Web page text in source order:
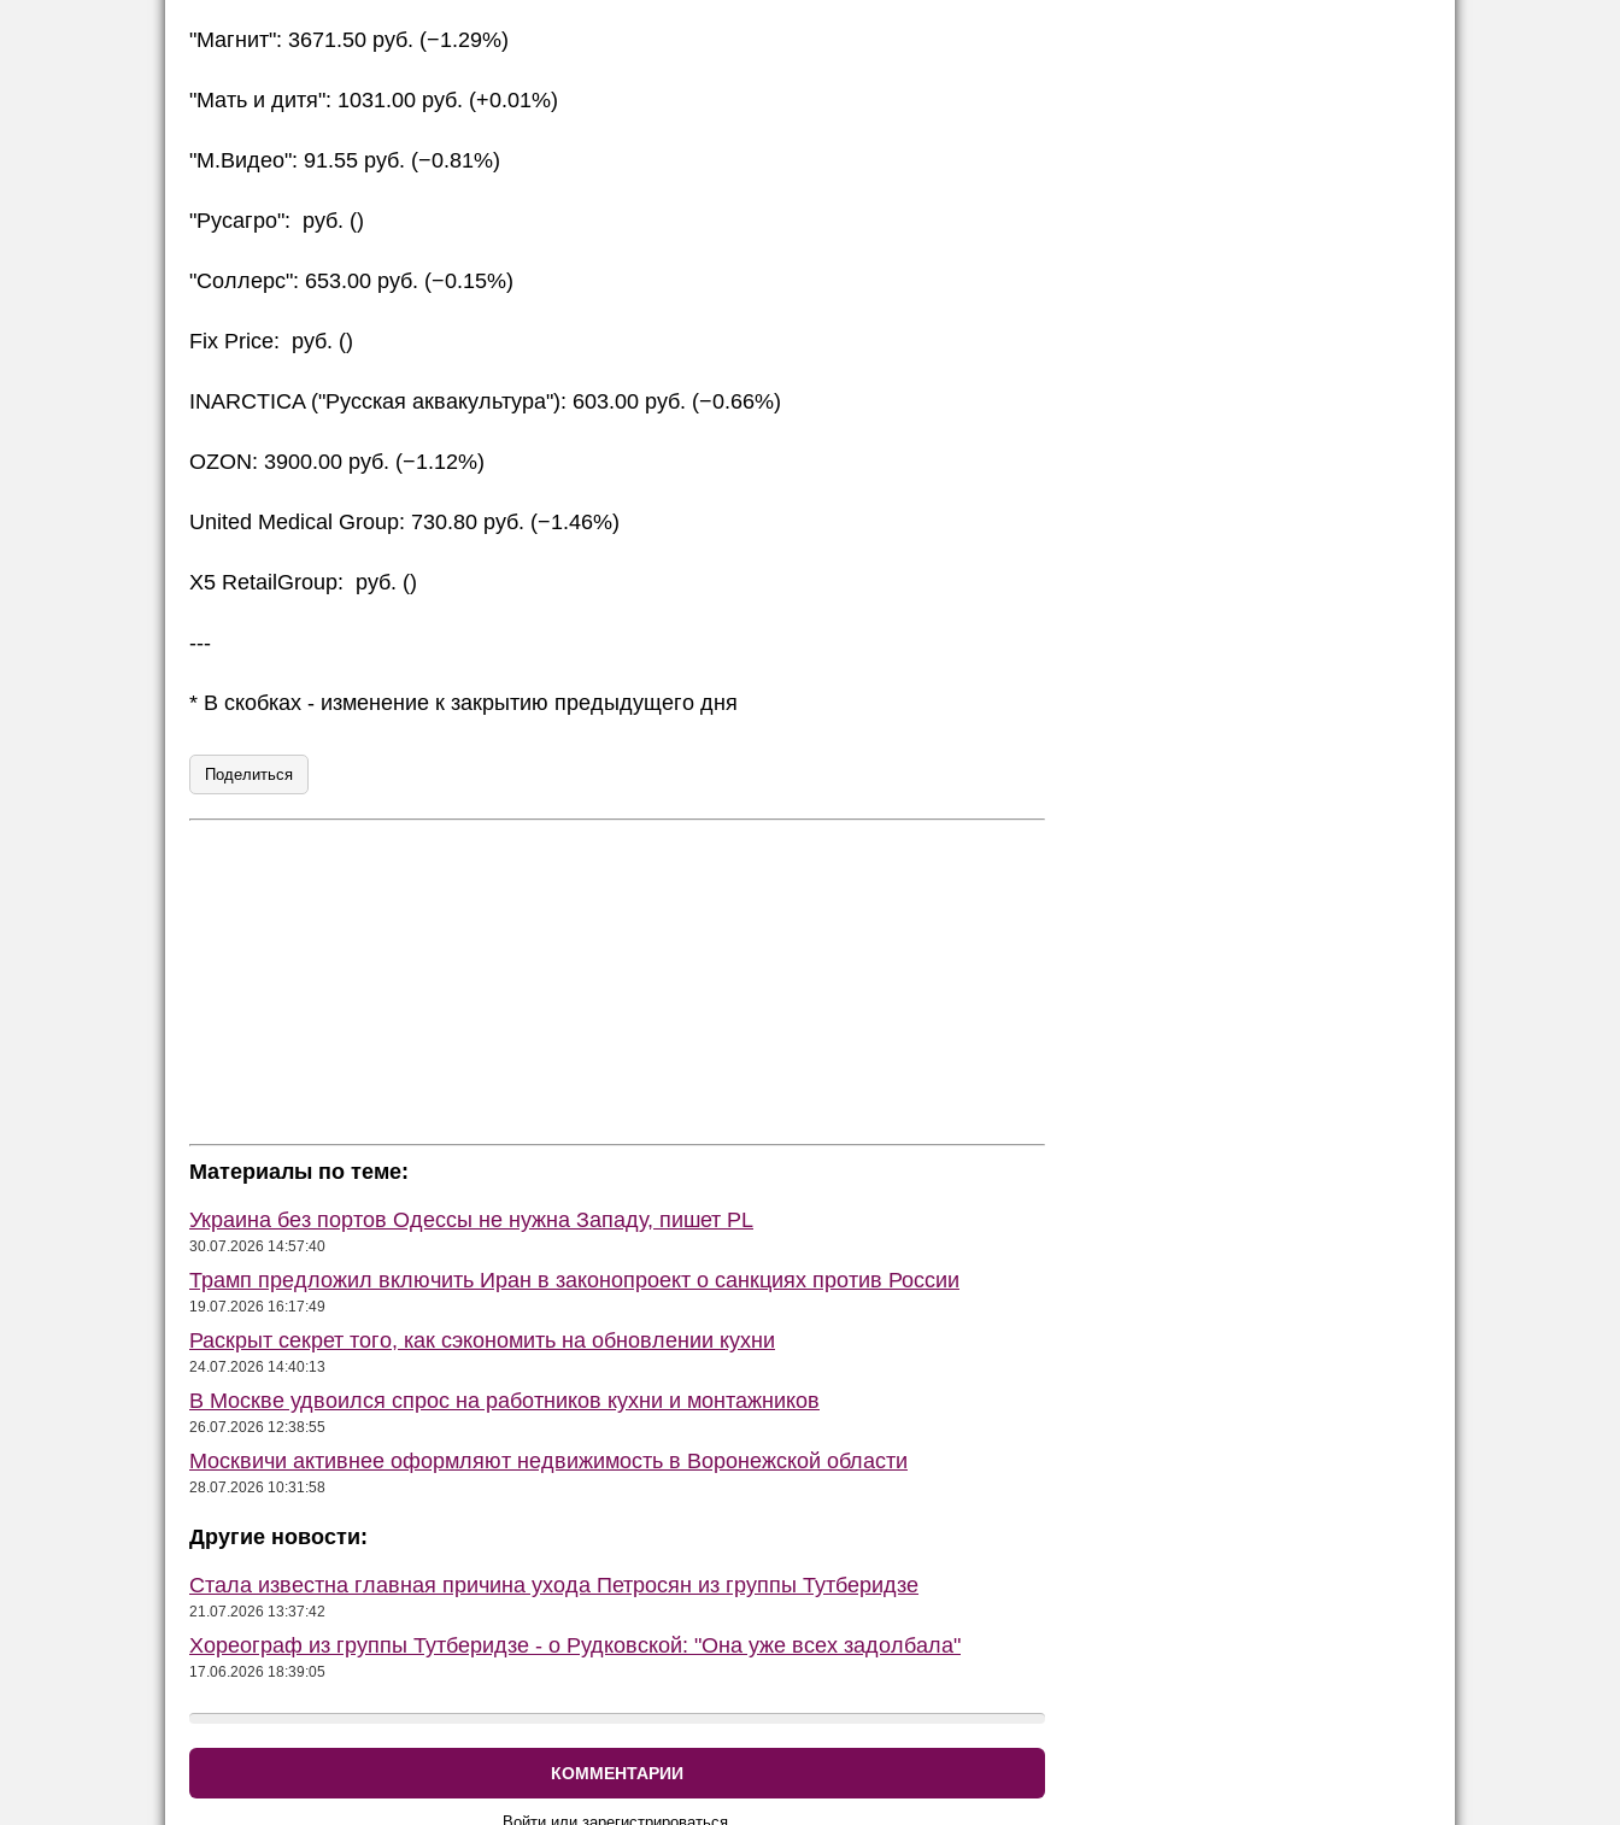
"Магнит": 3671.50 руб. (−1.29%)
"Мать и дитя": 1031.00 руб. (+0.01%)
"М.Видео": 91.55 руб. (−0.81%)
"Русагро": руб. ()
"Соллерс": 653.00 руб. (−0.15%)
Fix Price: руб. ()
INARCTICA ("Русская аквакультура"): 603.00 руб. (−0.66%)
OZON: 3900.00 руб. (−1.12%)
United Medical Group: 730.80 руб. (−1.46%)
X5 RetailGroup: руб. ()
---
* В скобках - изменение к закрытию предыдущего дня
Поделиться
Материалы по теме:
Украина без портов Одессы не нужна Западу, пишет PL
30.07.2026 14:57:40
Трамп предложил включить Иран в законопроект о санкциях против России
19.07.2026 16:17:49
Раскрыт секрет того, как сэкономить на обновлении кухни
24.07.2026 14:40:13
В Москве удвоился спрос на работников кухни и монтажников
26.07.2026 12:38:55
Москвичи активнее оформляют недвижимость в Воронежской области
28.07.2026 10:31:58
Другие новости:
Стала известна главная причина ухода Петросян из группы Тутберидзе
21.07.2026 13:37:42
Хореограф из группы Тутберидзе - о Рудковской: "Она уже всех задолбала"
17.06.2026 18:39:05
КОММЕНТАРИИ